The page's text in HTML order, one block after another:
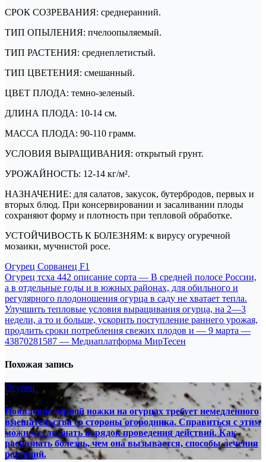
СРОК СОЗРЕВАНИЯ: среднеранний.
ТИП ОПЫЛЕНИЯ: пчелоопыляемый.
ТИП РАСТЕНИЯ: среднеплетистый.
ТИП ЦВЕТЕНИЯ: смешанный.
ЦВЕТ ПЛОДА: темно-зеленый.
ДЛИНА ПЛОДА: 10-14 см.
МАССА ПЛОДА: 90-110 грамм.
УСЛОВИЯ ВЫРАЩИВАНИЯ: открытый грунт.
УРОЖАЙНОСТЬ: 12-14 кг/м².
НАЗНАЧЕНИЕ: для салатов, закусок, бутербродов, первых и
вторых блюд. При консервировании и засаливании плоды
сохраняют форму и плотность при тепловой обработке.
УСТОЙЧИВОСТЬ К БОЛЕЗНЯМ: к вирусу огуречной
мозаики, мучнистой росе.
Навигация
по
записям
Огурец Сорванец F1
Огурец тсха 442 описание сорта — В средней полосе России,
а в отдельные годы и в южных районах, для обильного и
регулярного плодоношения огурца в саду не хватает тепла.
Улучшить тепловые условия выращивания огурца, на 2—3
недели, а то и больше, ускорить поступление раннего урожая,
продлить сроки потребления свежих плодов и — 9 марта —
43870281587 — Медиаплатформа МирТесен
Похожая запись
Огурец
Появление черной ножки на огурцах требует немедленного
вмешательства со стороны огородника. Справиться с этим
можно, если знать порядок проведения действий. Как
распознать болезнь, чем она вызывается, способы лечения
растений.